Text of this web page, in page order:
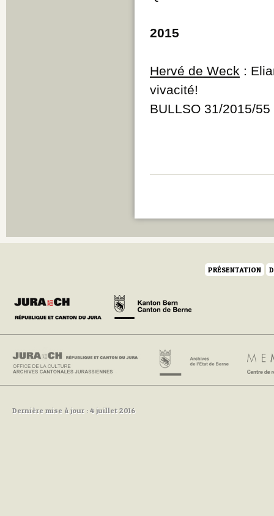
2015
Hervé de Weck :
vivacité!
BULLSO 31/2015/55
PRÉSENTATION
Dernière mise à jour : 4 juillet 2016